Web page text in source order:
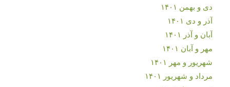
دی و بهمن ۱۴۰۱
آذر و دی ۱۴۰۱
آبان و آذر ۱۴۰۱
مهر و آبان ۱۴۰۱
شهریور و مهر ۱۴۰۱
مرداد و شهریور ۱۴۰۱